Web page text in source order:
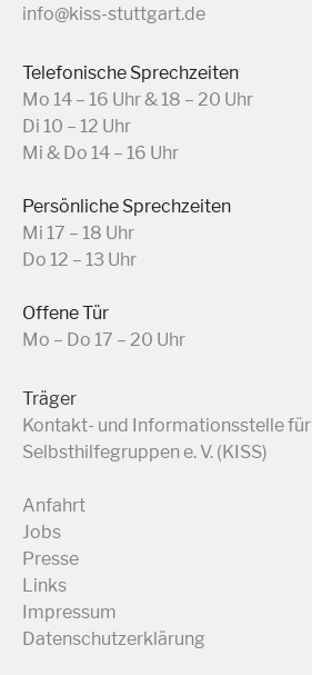
info@kiss-stuttgart.de
Telefonische Sprechzeiten
Mo 14 – 16 Uhr & 18 – 20 Uhr
Di 10 – 12 Uhr
Mi & Do 14 – 16 Uhr
Persönliche Sprechzeiten
Mi 17 – 18 Uhr
Do 12 – 13 Uhr
Offene Tür
Mo – Do 17 – 20 Uhr
Träger
Kontakt- und Informationsstelle für
Selbsthilfegruppen e. V. (KISS)
Anfahrt
Jobs
Presse
Links
Impressum
Datenschutzerklärung